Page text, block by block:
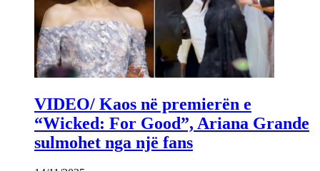
VIDEO/ Kaos në premierën e
“Wicked: For Good”, Ariana Grande
sulmohet nga një fans